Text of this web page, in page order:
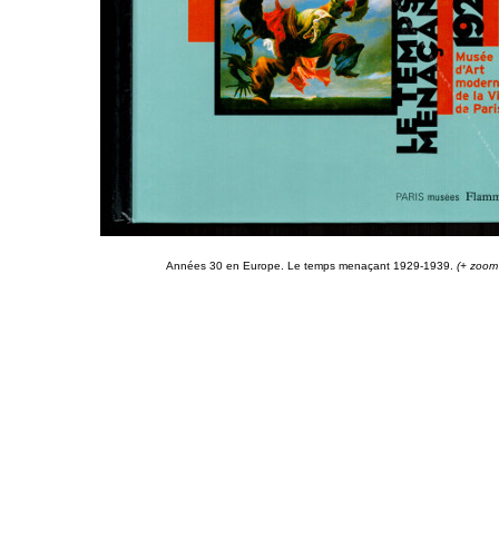
Années 30 en Europe. Le temps menaçant 1929-1939. (+